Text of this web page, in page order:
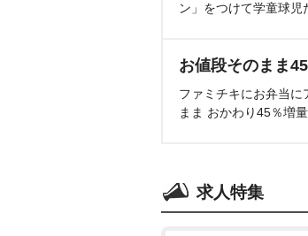
ン」をつけて学童球児
お値段そのまま
ファミチキにお弁当
まま おかわり45％増
求人特集